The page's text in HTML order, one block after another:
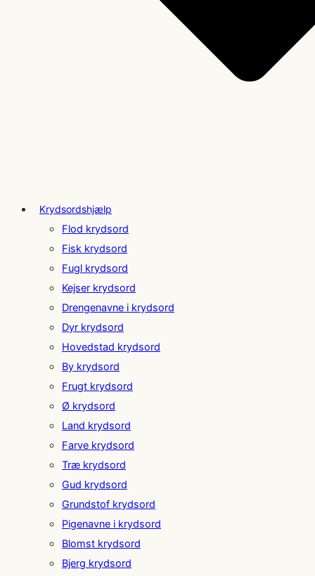
Krydsordshjælp
Flod krydsord
Fisk krydsord
Fugl krydsord
Kejser krydsord
Drengenavne i krydsord
Dyr krydsord
Hovedstad krydsord
By krydsord
Frugt krydsord
Ø krydsord
Land krydsord
Farve krydsord
Træ krydsord
Gud krydsord
Grundstof krydsord
Pigenavne i krydsord
Blomst krydsord
Bjerg krydsord